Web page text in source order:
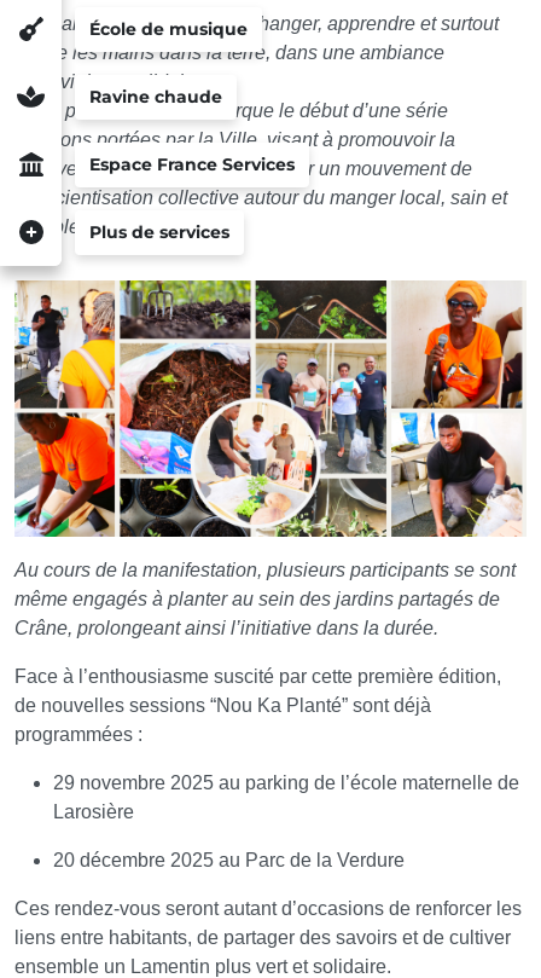
École de musique
Ravine chaude
Espace France Services
Plus de services
Les habitants ont ainsi pu échanger, apprendre et surtout
mettre les mains dans la terre, dans une ambiance
conviviale et solidaire.
Cette première édition marque le début d’une série
d’actions portées par la Ville, visant à promouvoir la
biodiversité locale et à faire germer un mouvement de
conscientisation collective autour du manger local, sain et
durable.
Au cours de la manifestation, plusieurs participants se sont
même engagés à planter au sein des jardins partagés de
Crâne, prolongeant ainsi l’initiative dans la durée.
Face à l’enthousiasme suscité par cette première édition,
de nouvelles sessions “Nou Ka Planté” sont déjà
programmées :
29 novembre 2025 au parking de l’école maternelle de
Larosière
20 décembre 2025 au Parc de la Verdure
Ces rendez-vous seront autant d’occasions de renforcer les
liens entre habitants, de partager des savoirs et de cultiver
ensemble un Lamentin plus vert et solidaire.